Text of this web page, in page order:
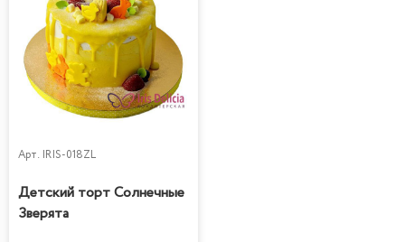
Арт. IRIS-018ZL
Детский торт Солнечные
Зверята